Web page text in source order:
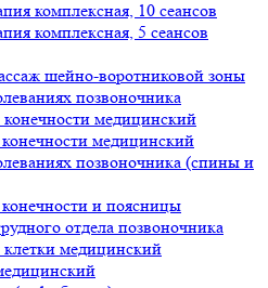
комплексная, 10 сеансов
комплексная, 5 сеансов
шейно-воротниковой зоны
позвоночника
медицинский
медицинский
позвоночника (спины и
и поясницы
отдела позвоночника
медицинский